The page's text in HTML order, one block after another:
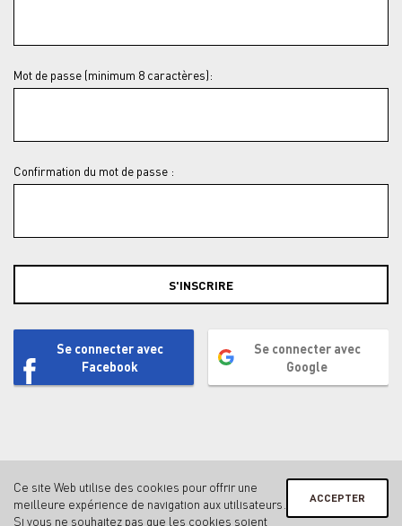
Mot de passe (minimum 8 caractères):
Confirmation du mot de passe :
S'INSCRIRE
Se connecter avec
Facebook
Se connecter avec
Google
Contact
Mentions légales & protection des données
ACCEPTER
Ce site Web utilise des cookies pour offrir une
meilleure expérience de navigation aux utilisateurs.
Si vous ne souhaitez pas que les cookies soient